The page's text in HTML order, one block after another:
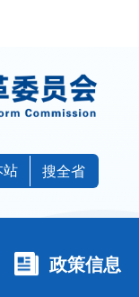
搜全省
政策信息